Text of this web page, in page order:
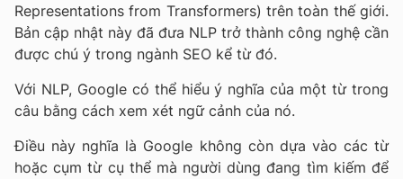
Representations from Transformers) trên toàn thế giới.
Bản cập nhật này đã đưa NLP trở thành công nghệ cần
được chú ý trong ngành SEO kể từ đó.
Với NLP, Google có thể hiểu ý nghĩa của một từ trong
câu bằng cách xem xét ngữ cảnh của nó.
Điều này nghĩa là Google không còn dựa vào các từ
hoặc cụm từ cụ thể mà người dùng đang tìm kiếm để